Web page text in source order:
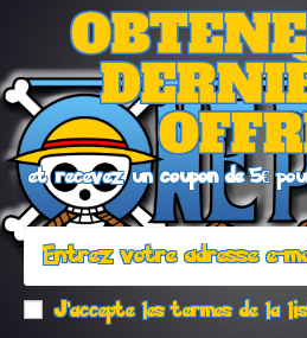
et recevez uncoupon de 5€
J'accepte les termes de la